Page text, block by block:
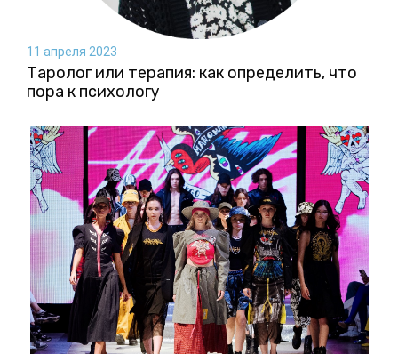
11 апреля 2023
Таролог или терапия: как определить, что
пора к психологу